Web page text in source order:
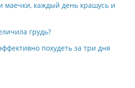
маечки, каждый день крашусь и
грудь?
похудеть за три дня